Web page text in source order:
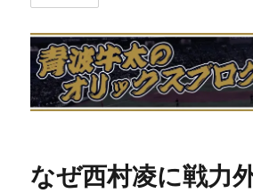
なぜ西村凌に戦力